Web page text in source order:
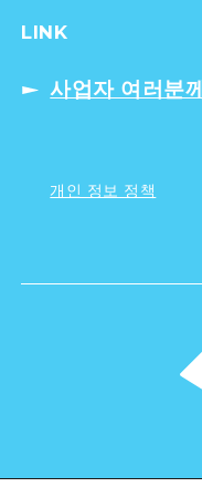
LINK
사업자 여러분께
개인 정보 정책